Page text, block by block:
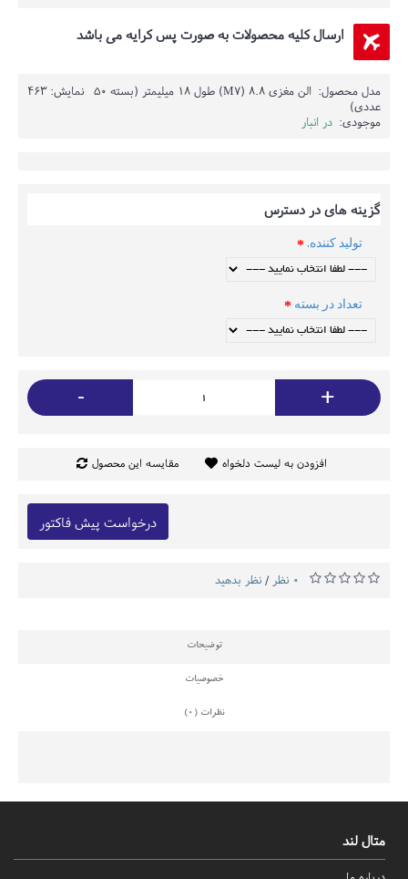
ارسال کلیه محصولات به صورت پس کرایه می باشد
نمایش: 463 مدل محصول:
الن مغزی 8.8 (M7) طول 18 میلیمتر (بسته 50
عددی)
موجودی: در انبار
گزینه های در دسترس
تولید کننده.
تعداد در بسته
- +
افزودن به لیست دلخواه مقایسه این محصول
درخواست پیش فاکتور
0 نظر / نظر بدهید
توضیحات
خصوصیات
نظرات (0)
متال لند